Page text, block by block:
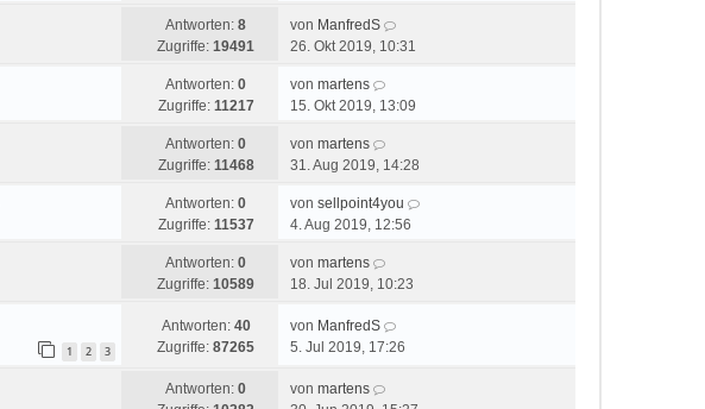
Antworten: 8
Zugriffe: 19491
von ManfredS
26. Okt 2019, 10:31
Antworten: 0
Zugriffe: 11217
von martens
15. Okt 2019, 13:09
Antworten: 0
Zugriffe: 11468
von martens
31. Aug 2019, 14:28
Antworten: 0
Zugriffe: 11537
von sellpoint4you
4. Aug 2019, 12:56
Antworten: 0
Zugriffe: 10589
von martens
18. Jul 2019, 10:23
1 2 3
Antworten: 40
Zugriffe: 87265
von ManfredS
5. Jul 2019, 17:26
Antworten: 0
von martens